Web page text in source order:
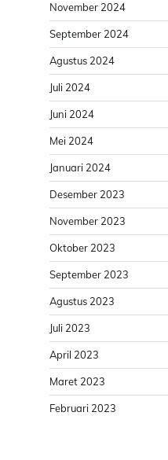
November 2024
September 2024
Agustus 2024
Juli 2024
Juni 2024
Mei 2024
Januari 2024
Desember 2023
November 2023
Oktober 2023
September 2023
Agustus 2023
Juli 2023
April 2023
Maret 2023
Februari 2023